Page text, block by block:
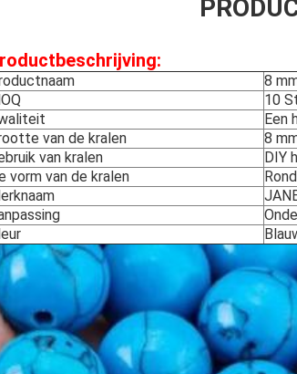
8
10
Een
van de kralen
8
van kralen
DIY
vorm van de kralen